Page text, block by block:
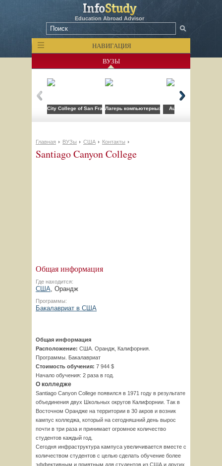
Education Abroad Advisor
НАВИГАЦИЯ
ВУЗЫ
City College of San FranciscoЛагерь компьютерных технологий FLS при
Auburn University
Главная ВУЗы США Контакты
Santiago Canyon College
Общая информация
Где находится:
США, Орандж
Программы:
Бакалавриат в США
Общая информация
Расположение: США. Орандж, Калифорния.
Программы. Бакалавриат
Стоимость обучения: 7 944 $
Начало обучения: 2 раза в год.
О колледже
Santiago Canyon College появился в 1971 году в результате
объединения двух Школьных округов Калифорнии. Так в
Восточном Орандже на территории в 30 акров и возник
кампус колледжа, который на сегодняшний день вырос
почти в три раза и принимает огромное количество
студентов каждый год.
Сегодня инфраструктура кампуса увеличивается вместе с
количеством студентов с целью сделать обучение более
эффективным и приятным для студентов из США и других